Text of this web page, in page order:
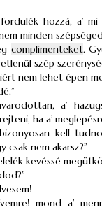
hozzá, a’
minden
complimenteket.
szép
nem lehet épen
a’
ha a’
kell
csak nem akarsz?”
kevéssé
mond a’